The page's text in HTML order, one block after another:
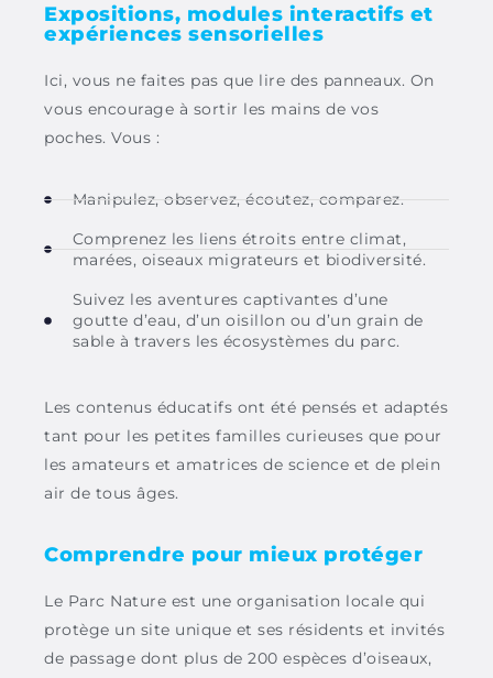
Expositions, modules interactifs et
expériences sensorielles
Ici, vous ne faites pas que lire des panneaux. On
vous encourage à sortir les mains de vos
poches. Vous :
Manipulez, observez, écoutez, comparez.
Comprenez les liens étroits entre climat,
marées, oiseaux migrateurs et biodiversité.
Suivez les aventures captivantes d’une
goutte d’eau, d’un oisillon ou d’un grain de
sable à travers les écosystèmes du parc.
Les contenus éducatifs ont été pensés et adaptés
tant pour les petites familles curieuses que pour
les amateurs et amatrices de science et de plein
air de tous âges.
Comprendre pour mieux protéger
Le Parc Nature est une organisation locale qui
protège un site unique et ses résidents et invités
de passage dont plus de 200 espèces d’oiseaux,